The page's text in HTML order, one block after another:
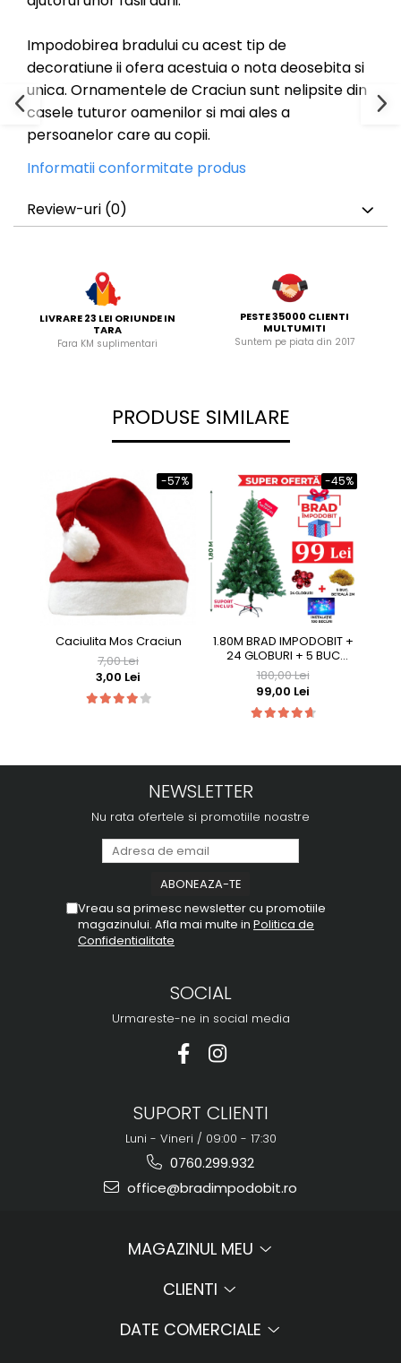
Impodobirea bradului cu acest tip de
decoratiune ii ofera acestuia o nota deosebita si
unica. Ornamentele de Craciun sunt nelipsite din
casele tuturor oamenilor si mai ales a
persoanelor care au copii.
Informatii conformitate produs
Review-uri (0)
LIVRARE 23 LEI ORIUNDE IN
TARA
Fara KM suplimentari
PESTE 35000 CLIENTI
MULTUMITI
Suntem pe piata din 2017
PRODUSE SIMILARE
-57%
Caciulita Mos Craciun
7,00 Lei
3,00 Lei
-45%
1.80M BRAD IMPODOBIT +
24 GLOBURI + 5 BUC
BETEALA 2M + INSTALATIE
100LED + SUPORT METALIC
180,00 Lei
99,00 Lei
NEWSLETTER
Nu rata ofertele si promotiile noastre
Vreau sa primesc newsletter cu promotiile
magazinului. Afla mai multe in Politica de
Confidentialitate
SOCIAL
Urmareste-ne in social media
SUPORT CLIENTI
Luni - Vineri / 09:00 - 17:30
0760.299.932
office@bradimpodobit.ro
MAGAZINUL MEU
CLIENTI
DATE COMERCIALE